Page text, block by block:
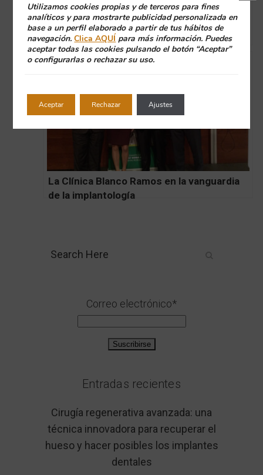
Un año más, la clínica Blanco Ramos
participa en el VI Simposium del Atlántico
La Clínica Blanco Ramos en la vanguardia
de la implantología
Correo electrónico*
Entradas recientes
Cirugía regenerativa avanzada: una
técnica innovadora para recuperar el
hueso y hacer posibles los implantes
dentales
Utilizamos cookies propias y de terceros para fines
analíticos y para mostrarte publicidad personalizada en
base a un perfil elaborado a partir de tus hábitos de
navegación.Clica AQUÍ para más información. Puedes
aceptar todas las cookies pulsando el botón “Aceptar”
o configurarlas o rechazar su uso.
Aceptar Rechazar Ajustes